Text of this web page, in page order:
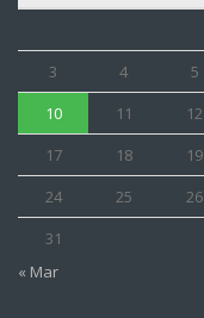
3
4 5
10
11 12
17
18 19
24
25 26
31
« Mar